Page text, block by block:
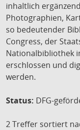
inhaltlich
Photographien,
so bedeutender
Congress, der
Nationalbibliothek
erschlossen und
werden.
Status: DFG-
2 Treffer sortiert